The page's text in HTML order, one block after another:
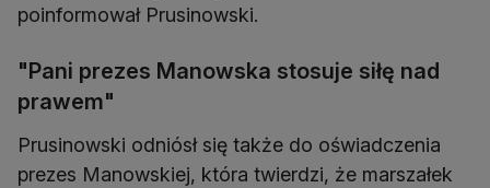
poinformował Prusinowski.
"Pani prezes Manowska stosuje siłę nad
prawem"
Prusinowski odniósł się także do oświadczenia
prezes Manowskiej, która twierdzi, że marszałek